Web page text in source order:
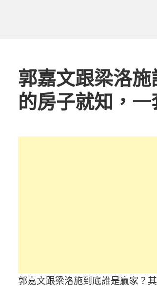
郭嘉文跟梁洛
的房子就知，
郭嘉文跟梁洛施到底誰是贏家？